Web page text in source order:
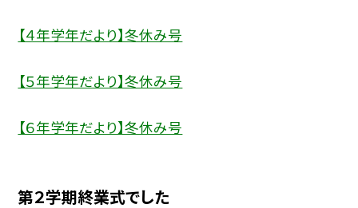
【４年学年だより】冬休み号
【５年学年だより】冬休み号
【６年学年だより】冬休み号
第２学期終業式でした